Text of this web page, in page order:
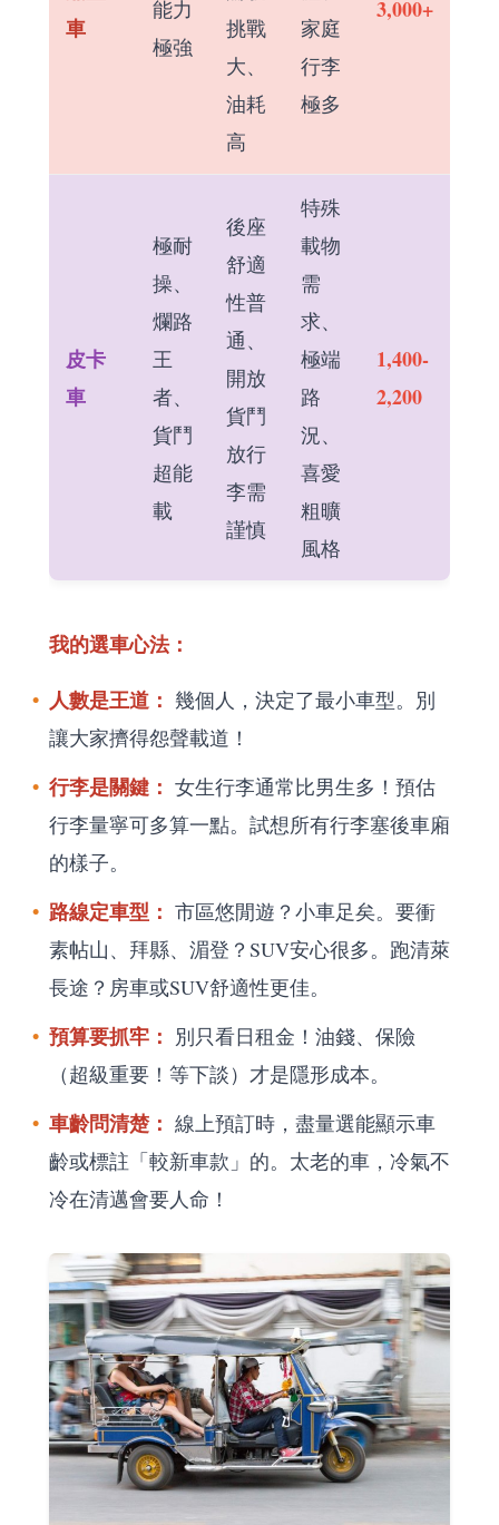
車
能力
極強
挑戰
大、
油耗
高
家庭
行李
極多
3,000+
皮卡
車
極耐
操、
爛路
王
者、
貨鬥
超能
載
後座
舒適
性普
通、
開放
貨鬥
放行
李需
謹慎
特殊
載物
需
求、
極端
路
況、
喜愛
粗曠
風格
1,400-
2,200
我的選車心法：
人數是王道： 幾個人，決定了最小車型。別
讓大家擠得怨聲載道！
行李是關鍵： 女生行李通常比男生多！預估
行李量寧可多算一點。試想所有行李塞後車廂
的樣子。
路線定車型： 市區悠閒遊？小車足矣。要衝
素帖山、拜縣、湄登？SUV安心很多。跑清萊
長途？房車或SUV舒適性更佳。
預算要抓牢： 別只看日租金！油錢、保險
（超級重要！等下談）才是隱形成本。
車齡問清楚： 線上預訂時，盡量選能顯示車
齡或標註「較新車款」的。太老的車，冷氣不
冷在清邁會要人命！